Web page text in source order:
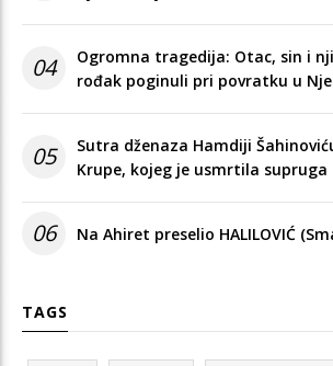
04
Ogromna tragedija: Otac, sin i
rođak poginuli pri povratku u
05
Sutra dženaza Hamdiji
Krupe, kojeg je usmrtila supruga
06 Na Ahiret preselio HALILOVIĆ
TAGS